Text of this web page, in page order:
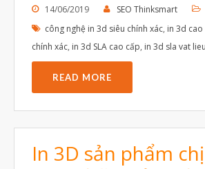
Tháng
Tháng
Tháng Ba
Tháng
14/06/2019 SEO Thinksmart
công nghệ in 3d siêu chính xác, in 3d cao
chính xác, in 3d SLA cao cấp, in 3d sla vat
READ MORE
In 3D sản phẩm